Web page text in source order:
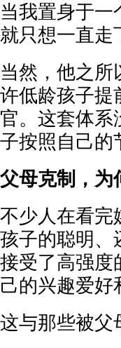
当我置身于一
就只想一直走
当然，他之所
许低龄孩子提
官。这套体系
子按照自己的
父母克制，为
不少人在看完
孩子的聪明、
接受了高强度
己的兴趣爱好
这与那些被父